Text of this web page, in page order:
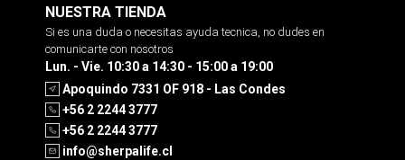
NUESTRA TIENDA
Si es una duda o necesitas ayuda tecnica, no dudes en
comunicarte con nosotros
Lun. - Vie. 10:30 a 14:30 - 15:00 a 19:00
Apoquindo 7331 OF 918 - Las Condes
+56 2 2244 3777
+56 2 2244 3777
info@sherpalife.cl